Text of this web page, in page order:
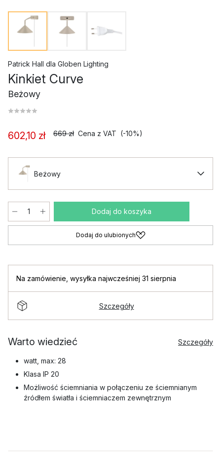
Patrick Hall dla Globen Lighting
Kinkiet Curve
Beżowy
602,10 zł 669 zł Cena z VAT (-10%)
Beżowy
Dodaj do koszyka
Dodaj do ulubionych
Na zamówienie wysyłka najwcześniej 31 sierpnia
Szczegóły
Warto wiedzieć Szczegóły
watt, max: 28
Klasa IP 20
Możliwość ściemniania w połączeniu ze ściemnianym
źródłem światła i ściemniaczem zewnętrznym